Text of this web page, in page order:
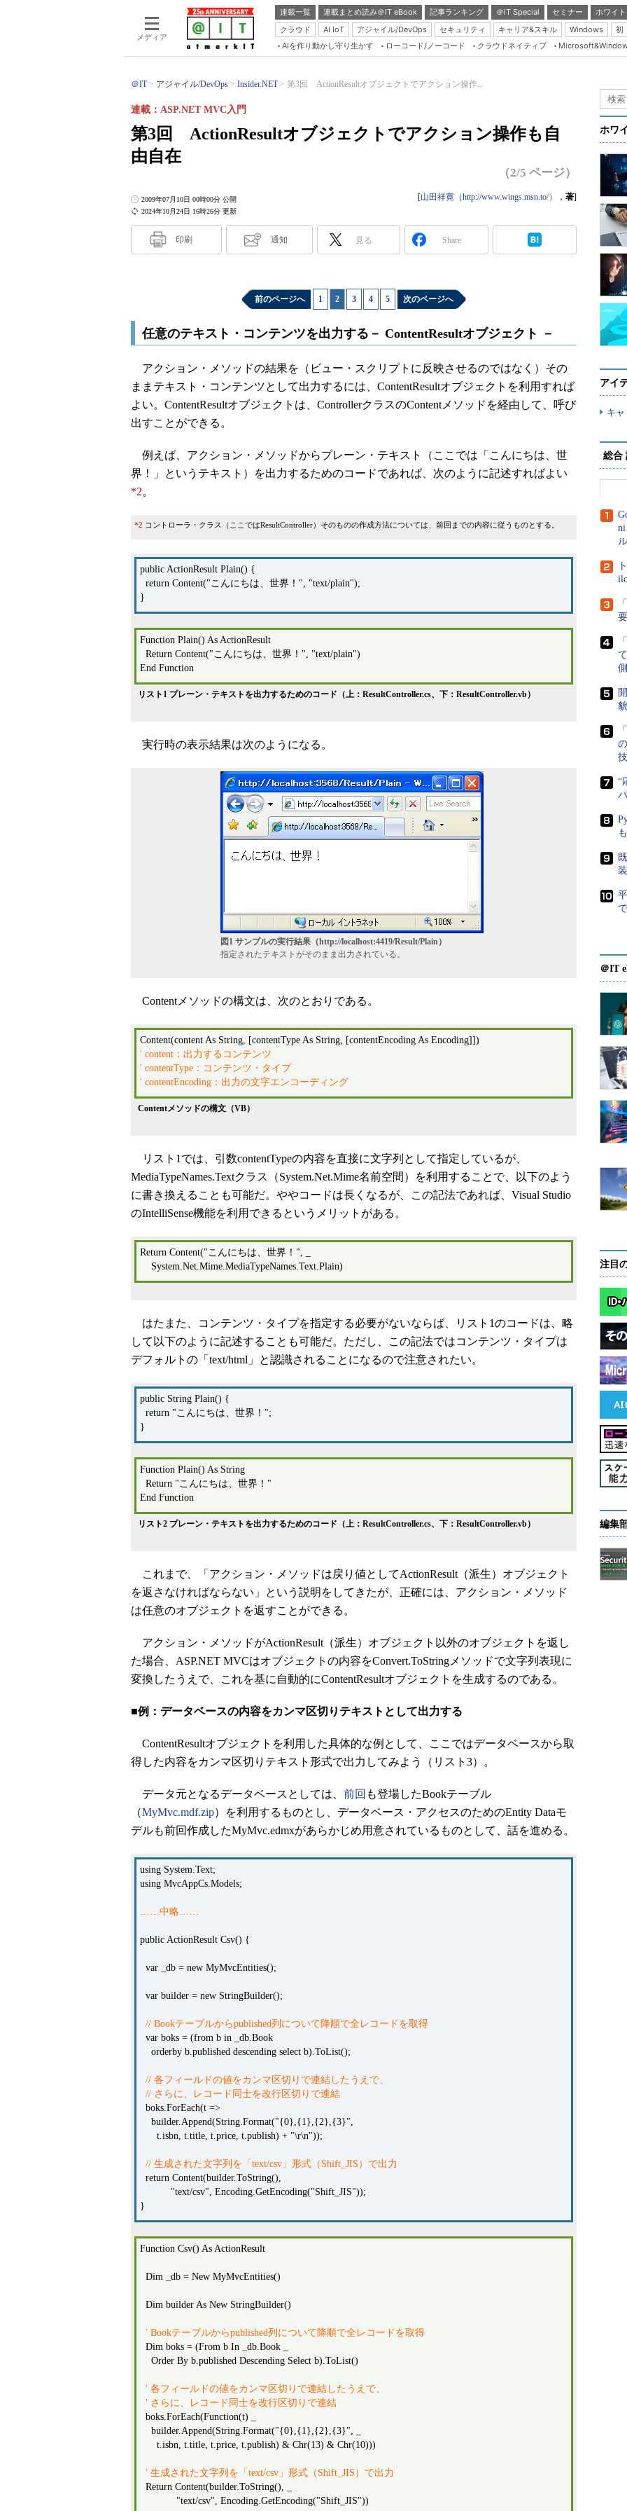
メディア
連載一覧 連載まとめ読み＠IT eBook 記事ランキング ＠IT Special セミナー
ホワイ
クラウド
AI IoT アジャイル/DevOps セキュリティ キャリア&スキル Windows
初
Server & Storage
Java Agile
Database Expert
Master of IP Network
Security & Trust
Test & Tools
AIを作り動かし守り生かす ローコード/ノーコード クラウドネイティブ
＠IT アジャイル/DevOps Insider.NET 第3回 ActionResultオブジェクトでアクション操作...
第3回 ActionResultオブジェクトでアクション操作も自
由自在
連載：ASP.NET MVC入門
（2/5 ページ）
2024年10月24日 16時26分 更新
2009年07月10日 00時00分 公開 [山田祥寛（http://www.wings.msn.to/） ， 著]
印刷 通知 見る Share
前のページへ 1 2 3 4 5 次のページへ
任意のテキスト・コンテンツを出力する－ ContentResultオブジェクト －
アクション・メソッドの結果を（ビュー・スクリプトに反映させるのではなく）その
ままテキスト・コンテンツとして出力するには、ContentResultオブジェクトを利用すれば
よい。ContentResultオブジェクトは、ControllerクラスのContentメソッドを経由して、呼び
出すことができる。
例えば、アクション・メソッドからプレーン・テキスト（ここでは「こんにちは、世
界！」というテキスト）を出力するためのコードであれば、次のように記述すればよい
*2。
*2 コントローラ・クラス（ここではResultController）そのものの作成方法については、前回までの内容に従うものとする。
public ActionResult Plain() {
return Content("こんにちは、世界！", "text/plain");
}
Function Plain() As ActionResult
Return Content("こんにちは、世界！", "text/plain")
End Function
リスト1 プレーン・テキストを出力するためのコード（上：ResultController.cs、下：ResultController.vb）
実行時の表示結果は次のようになる。
図1 サンプルの実行結果（http://localhost:4419/Result/Plain）
指定されたテキストがそのまま出力されている。
Contentメソッドの構文は、次のとおりである。
Content(content As String, [contentType As String, [contentEncoding As Encoding]])
' content：出力するコンテンツ
' contentType：コンテンツ・タイプ
' contentEncoding：出力の文字エンコーディング
Contentメソッドの構文（VB）
リスト1では、引数contentTypeの内容を直接に文字列として指定しているが、
MediaTypeNames.Textクラス（System.Net.Mime名前空間）を利用することで、以下のよう
に書き換えることも可能だ。ややコードは長くなるが、この記法であれば、Visual Studio
のIntelliSense機能を利用できるというメリットがある。
Return Content("こんにちは、世界！", _
System.Net.Mime.MediaTypeNames.Text.Plain)
はたまた、コンテンツ・タイプを指定する必要がないならば、リスト1のコードは、略
して以下のように記述することも可能だ。ただし、この記法ではコンテンツ・タイプは
デフォルトの「text/html」と認識されることになるので注意されたい。
public String Plain() {
return "こんにちは、世界！";
}
Function Plain() As String
Return "こんにちは、世界！"
End Function
リスト2 プレーン・テキストを出力するためのコード（上：ResultController.cs、下：ResultController.vb）
これまで、「アクション・メソッドは戻り値としてActionResult（派生）オブジェクト
を返さなければならない」という説明をしてきたが、正確には、アクション・メソッド
は任意のオブジェクトを返すことができる。
アクション・メソッドがActionResult（派生）オブジェクト以外のオブジェクトを返し
た場合、ASP.NET MVCはオブジェクトの内容をConvert.ToStringメソッドで文字列表現に
変換したうえで、これを基に自動的にContentResultオブジェクトを生成するのである。
■例：データベースの内容をカンマ区切りテキストとして出力する
ContentResultオブジェクトを利用した具体的な例として、ここではデータベースから取
得した内容をカンマ区切りテキスト形式で出力してみよう（リスト3）。
データ元となるデータベースとしては、 前回 も登場したBookテーブル
（MyMvc.mdf.zip）を利用するものとし、データベース・アクセスのためのEntity Dataモ
デルも前回作成したMyMvc.edmxがあらかじめ用意されているものとして、話を進める。
using System.Text;
using MvcAppCs.Models;
……中略……
public ActionResult Csv() {
var _db = new MyMvcEntities();
var builder = new StringBuilder();
// Bookテーブルからpublished列について降順で全レコードを取得
var boks = (from b in _db.Book
orderby b.published descending select b).ToList();
// 各フィールドの値をカンマ区切りで連結したうえで、
// さらに、レコード同士を改行区切りで連結
boks.ForEach(t =>
builder.Append(String.Format("{0},{1},{2},{3}",
t.isbn, t.title, t.price, t.publish) + "\r\n"));
// 生成された文字列を「text/csv」形式（Shift_JIS）で出力
return Content(builder.ToString(),
"text/csv", Encoding.GetEncoding("Shift_JIS"));
}
Function Csv() As ActionResult
Dim _db = New MyMvcEntities()
Dim builder As New StringBuilder()
' Bookテーブルからpublished列について降順で全レコードを取得
Dim boks = (From b In _db.Book _
Order By b.published Descending Select b).ToList()
' 各フィールドの値をカンマ区切りで連結したうえで、
' さらに、レコード同士を改行区切りで連結
boks.ForEach(Function(t) _
builder.Append(String.Format("{0},{1},{2},{3}", _
t.isbn, t.title, t.price, t.publish) & Chr(13) & Chr(10)))
' 生成された文字列を「text/csv」形式（Shift_JIS）で出力
Return Content(builder.ToString(), _
"text/csv", Encoding.GetEncoding("Shift_JIS"))
ホワ
アイ
キ
総合
“
＠IT
注目
編集